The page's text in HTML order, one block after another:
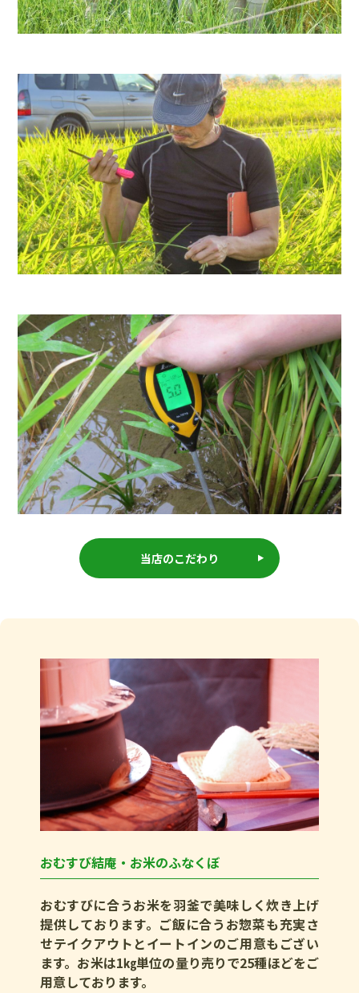
当店のこだわり
おむすび結庵・お米のふなくぼ
おむすびに合うお米を羽釜で美味しく炊き上げ
提供しております。ご飯に合うお惣菜も充実さ
せテイクアウトとイートインのご用意もござい
ます。お米は1㎏単位の量り売りで25種ほどをご
用意しております。